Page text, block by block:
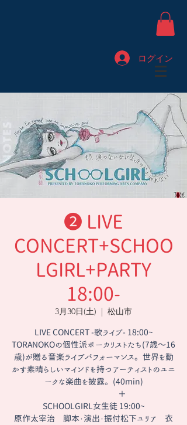
ログイン
❷ LIVE
CONCERT+SCHOO
LGIRL+PARTY
18:00-
3月30日(土)
  |
松山市
LIVE CONCERT -歌ライブ- 18:00~
TORANOKOの個性派ボーカリストたち(7歳〜16
歳)が贈る音楽ライブパフォーマンス。世界を動
かす素晴らしいマインドを持つアーティストのユニ
ークな楽曲を披露。(40min)
＋
SCHOOLGIRL女生徒 19:00~
原作太宰治 脚本・演出・振付松下ユリア 衣